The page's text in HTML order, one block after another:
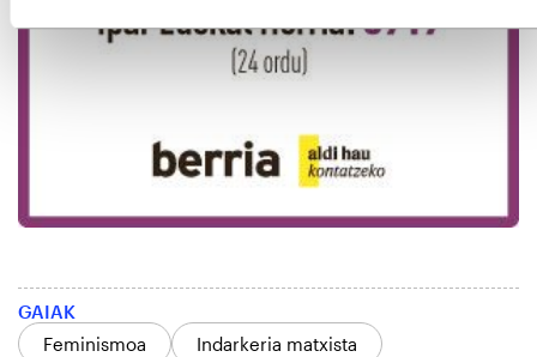
GAIAK
Feminismoa
Indarkeria matxista